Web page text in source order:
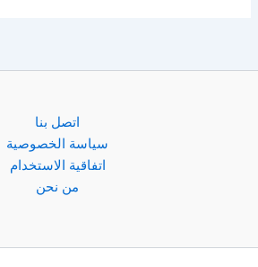
اتصل بنا
سياسة الخصوصية
اتفاقية الاستخدام
من نحن